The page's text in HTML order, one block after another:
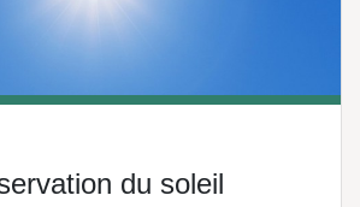
du soleil